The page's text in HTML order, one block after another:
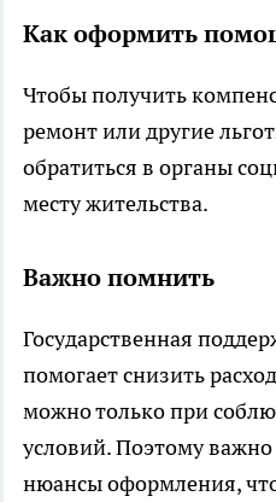
Как оформить
Чтобы получить
ремонт или другие
обратиться в органы
месту жительства.
Важно помнить
Государственная
помогает снизить
можно только при
условий. Поэтому важно
нюансы оформления,